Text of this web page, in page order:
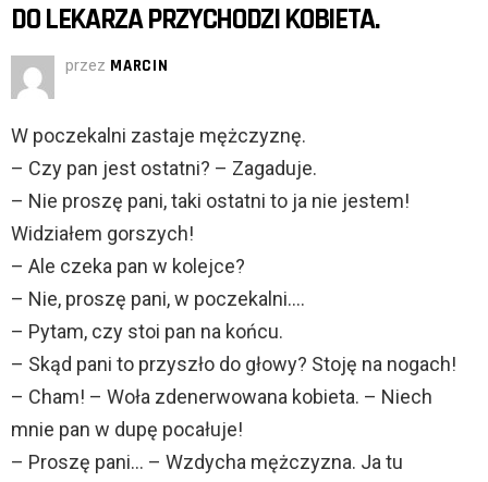
DO LEKARZA PRZYCHODZI KOBIETA.
przez MARCIN
W poczekalni zastaje mężczyznę.
– Czy pan jest ostatni? – Zagaduje.
– Nie proszę pani, taki ostatni to ja nie jestem!
Widziałem gorszych!
– Ale czeka pan w kolejce?
– Nie, proszę pani, w poczekalni….
– Pytam, czy stoi pan na końcu.
– Skąd pani to przyszło do głowy? Stoję na nogach!
– Cham! – Woła zdenerwowana kobieta. – Niech
mnie pan w dupę pocałuje!
– Proszę pani… – Wzdycha mężczyzna. Ja tu